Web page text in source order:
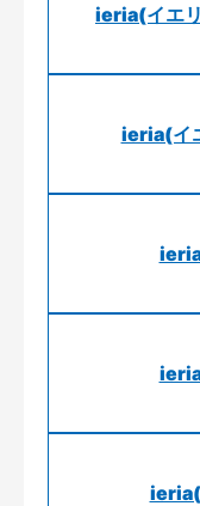
ieria(イエ
ieria(イ
ieria(